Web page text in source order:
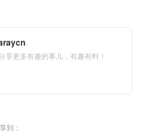
享更多有趣的事儿，有趣有料！
到：